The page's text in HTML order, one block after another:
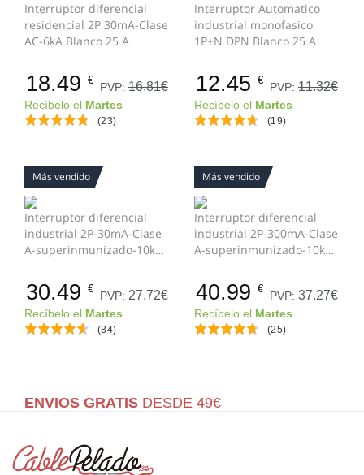
Interruptor diferencial
residencial 2P 30mA-Clase
AC-6kA Blanco 25 A
18.49 €
PVP: 16.81€
Recíbelo el Martes
(23)
Interruptor Automatico
industrial monofasico
1P+N DPN Blanco 25 A
12.45 €
PVP: 11.32€
Recíbelo el Martes
(19)
Más vendido
Interruptor diferencial
industrial 2P-30mA-Clase
A-superinmunizado-10kA
30.49 €
PVP: 27.72€
Recíbelo el Martes
(34)
Más vendido
Interruptor diferencial
industrial 2P-300mA-Clase
A-superinmunizado-10kA
40.99 €
PVP: 37.27€
Recíbelo el Martes
(25)
ENVIOS GRATIS DESDE 49€